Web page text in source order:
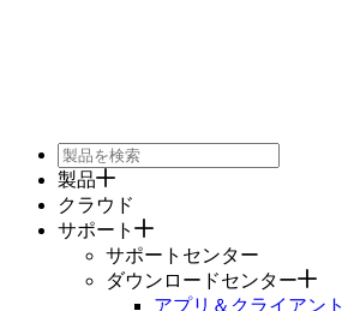
製品
クラウド
サポート
サポートセンター
ダウンロードセンター
アプリ＆クライアント